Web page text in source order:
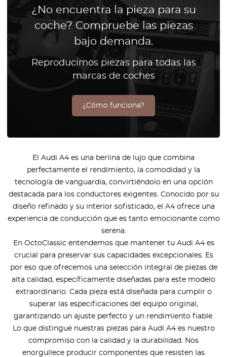
¿No encuentra la pieza para su
coche? Compruebe las piezas
bajo demanda.
Reproducimos piezas para todas las
marcas de coches
¿Cómo funciona?
El Audi A4 es una berlina de lujo que combina
perfectamente el rendimiento, la comodidad y la
tecnología de vanguardia, convirtiéndolo en una opción
destacada para los conductores exigentes. Conocido por su
diseño refinado y su interior sofisticado, el A4 ofrece una
experiencia de conducción que es tanto emocionante como
serena.
En OctoClassic entendemos que mantener tu Audi A4 es
crucial para preservar sus capacidades excepcionales. Es
por eso que ofrecemos una selección integral de piezas de
alta calidad, específicamente diseñadas para este modelo
extraordinario. Cada pieza está diseñada para cumplir o
superar las especificaciones del equipo original,
garantizando un ajuste perfecto y un rendimiento fiable.
Lo que distingue nuestras piezas para Audi A4 es nuestro
compromiso con la calidad y la durabilidad. Nos
enorgullece producir componentes que resisten las